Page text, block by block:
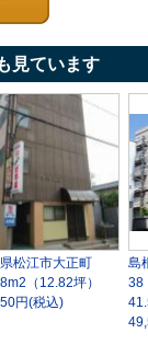
見ています
松江市大正町
2 （12.82坪）
円(税込)
島
38